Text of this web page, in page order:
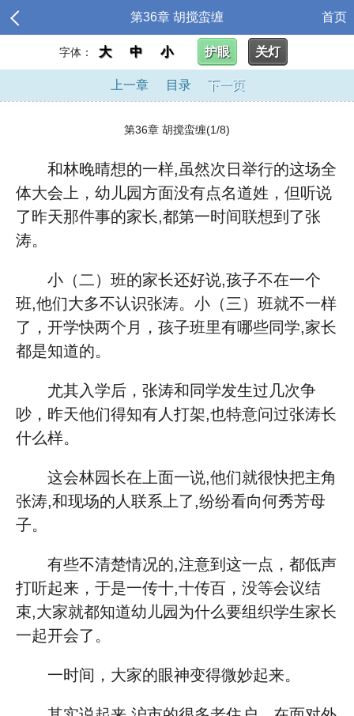
第36章 胡搅蛮缠 首页
字体： 大 中 小 护眼 关灯
上一章 目录 下一页
第36章 胡搅蛮缠(1/8)
和林晚晴想的一样,虽然次日举行的这场全
体大会上，幼儿园方面没有点名道姓，但听说
了昨天那件事的家长,都第一时间联想到了张
涛。
小（二）班的家长还好说,孩子不在一个
班,他们大多不认识张涛。小（三）班就不一样
了，开学快两个月，孩子班里有哪些同学,家长
都是知道的。
尤其入学后，张涛和同学发生过几次争
吵，昨天他们得知有人打架,也特意问过张涛长
什么样。
这会林园长在上面一说,他们就很快把主角
张涛,和现场的人联系上了,纷纷看向何秀芳母
子。
有些不清楚情况的,注意到这一点，都低声
打听起来，于是一传十,十传百，没等会议结
束,大家就都知道幼儿园为什么要组织学生家长
一起开会了。
一时间，大家的眼神变得微妙起来。